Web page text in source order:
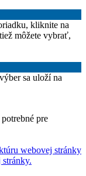
kliknite na
môžete vybrať,
sa uloží na
pre
webovej stránky